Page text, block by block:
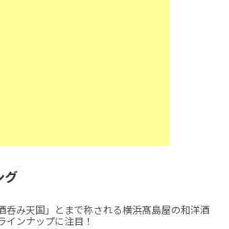
グ
呑み天国」とまで称される横浜髙島屋の和洋酒
インナップに注目！